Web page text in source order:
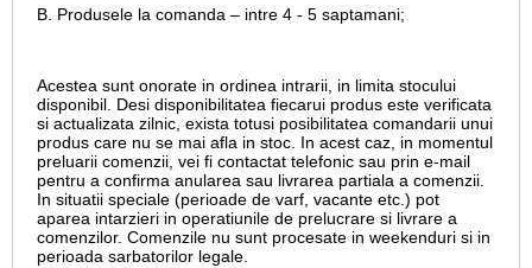
B. Produsele la comanda – intre 4 - 5 saptamani;
Acestea sunt onorate in ordinea intrarii, in limita stocului
disponibil. Desi disponibilitatea fiecarui produs este verificata
si actualizata zilnic, exista totusi posibilitatea comandarii unui
produs care nu se mai afla in stoc. In acest caz, in momentul
preluarii comenzii, vei fi contactat telefonic sau prin e-mail
pentru a confirma anularea sau livrarea partiala a comenzii.
In situatii speciale (perioade de varf, vacante etc.) pot
aparea intarzieri in operatiunile de prelucrare si livrare a
comenzilor. Comenzile nu sunt procesate in weekenduri si in
perioada sarbatorilor legale.